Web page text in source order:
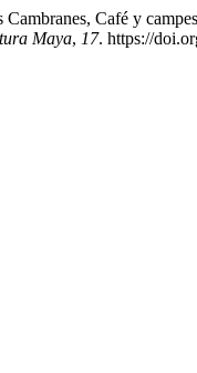
Café y
Maya, 17. https://